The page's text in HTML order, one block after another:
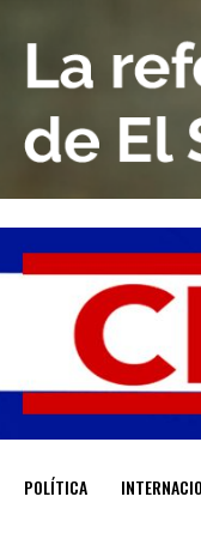
POLÍTICA